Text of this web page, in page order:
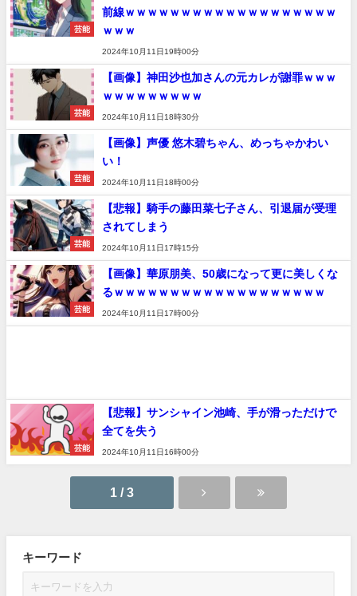
芸能
前線ｗｗｗｗｗｗｗｗｗｗｗｗｗｗｗｗｗｗｗ
ｗｗｗ
2024年10月11日19時00分
芸能
【画像】神田沙也加さんの元カレが謝罪ｗｗｗ
ｗｗｗｗｗｗｗｗｗ
2024年10月11日18時30分
芸能
【画像】声優 悠木碧ちゃん、めっちゃかわい
い！
2024年10月11日18時00分
芸能
【悲報】騎手の藤田菜七子さん、引退届が受理
されてしまう
2024年10月11日17時15分
芸能
【画像】華原朋美、50歳になって更に美しくな
るｗｗｗｗｗｗｗｗｗｗｗｗｗｗｗｗｗｗｗ
2024年10月11日17時00分
芸能
【悲報】サンシャイン池崎、手が滑っただけで
全てを失う
2024年10月11日16時00分
1 / 3
キーワード